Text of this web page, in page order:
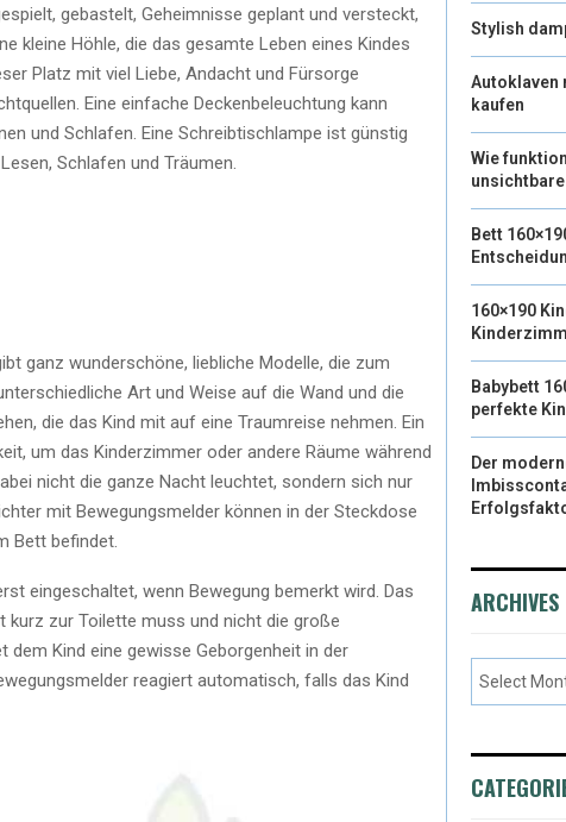
gebastelt, Geheimnisse geplant und versteckt,
kleine Höhle, die das gesamte Leben eines Kindes
Platz mit viel Liebe, Andacht und Fürsorge
Eine einfache Deckenbeleuchtung kann
und Schlafen. Eine Schreibtischlampe ist günstig
Schlafen und Träumen.
ganz wunderschöne, liebliche Modelle, die zum
Art und Weise auf die Wand und die
die das Kind mit auf eine Traumreise nehmen. Ein
um das Kinderzimmer oder andere Räume während
nicht die ganze Nacht leuchtet, sondern sich nur
mit Bewegungsmelder können in der Steckdose
Bett befindet.
eingeschaltet, wenn Bewegung bemerkt wird. Das
kurz zur Toilette muss und nicht die große
Kind eine gewisse Geborgenheit in der
reagiert automatisch, falls das Kind
Stylish
Autoklaven
kaufen
Wie
Bett
160×190
Babybett
perfekte
Der
ARCHIVES